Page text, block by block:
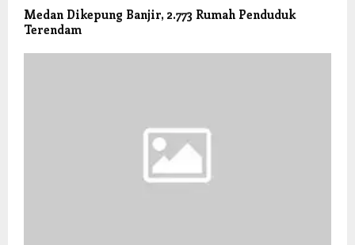
Medan Dikepung Banjir, 2.773 Rumah Penduduk
Terendam